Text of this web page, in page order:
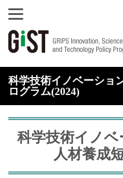
科学技術イノベーショ
ログラム(2024)
科学技術イノ
人材養成